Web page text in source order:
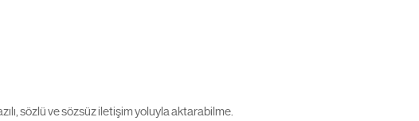
sözlü ve sözsüz iletişim yoluyla aktarabilme.